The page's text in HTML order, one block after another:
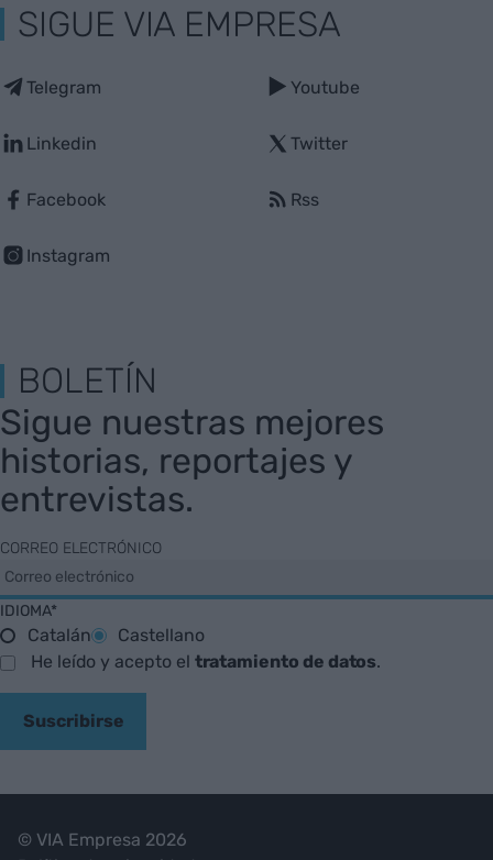
SIGUE VIA EMPRESA
Telegram
Linkedin
Facebook
Instagram
Youtube
Twitter
Rss
BOLETÍN
Sigue nuestras mejores
historias, reportajes y
entrevistas.
CORREO ELECTRÓNICO
IDIOMA*
Catalán
Castellano
He leído y acepto el tratamiento de datos.
Suscribirse
© VIA Empresa 2026